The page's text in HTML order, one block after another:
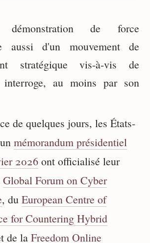
de force
aussi d'un mouvement de
stratégique vis-à-vis de
au moins par son
de quelques jours, les États-
mémorandum présidentiel
2026 ont officialisé leur
Global Forum on Cyber
, du European Centre of
for Countering Hybrid
de la Freedom Online